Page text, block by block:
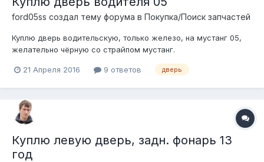
ford05ss создал тему форума в Покупка/Поиск запчастей
Куплю дверь водительскую, только железо, на мустанг 05,
желательно чёрную со страйпом мустанг.
21 Апреля 2016 9 ответов дверь
Куплю левую дверь, задн. фонарь 13
год